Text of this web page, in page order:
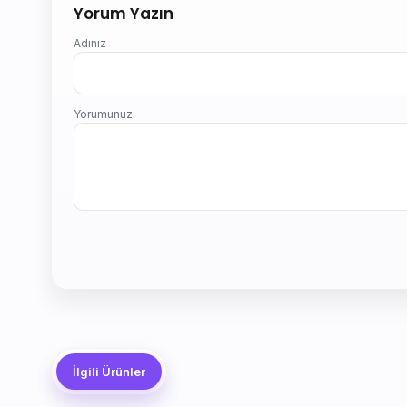
Yorum Yazın
Adınız
Yorumunuz
İlgili Ürünler